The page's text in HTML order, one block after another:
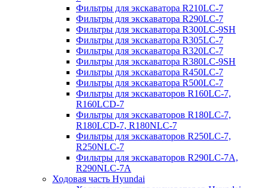
Фильтры для экскаватора R210LC-7
Фильтры для экскаватора R290LC-7
Фильтры для экскаватора R300LC-9SH
Фильтры для экскаватора R305LC-7
Фильтры для экскаватора R320LC-7
Фильтры для экскаватора R380LC-9SH
Фильтры для экскаватора R450LC-7
Фильтры для экскаватора R500LC-7
Фильтры для экскаваторов R160LC-7,
R160LCD-7
Фильтры для экскаваторов R180LC-7,
R180LCD-7, R180NLC-7
Фильтры для экскаваторов R250LC-7,
R250NLC-7
Фильтры для экскаваторов R290LC-7A,
R290NLC-7A
Ходовая часть Hyundai